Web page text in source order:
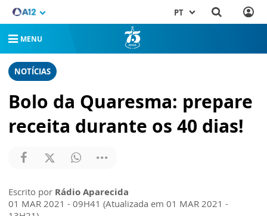
PT
MENU
NOTÍCIAS
Bolo da Quaresma: prepare
receita durante os 40 dias!
Escrito por Rádio Aparecida
01 MAR 2021 - 09H41 (Atualizada em 01 MAR 2021 -